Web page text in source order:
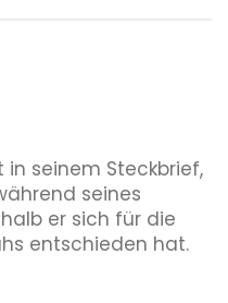
seinem Steckbrief,
seines
er sich für die
entschieden hat.